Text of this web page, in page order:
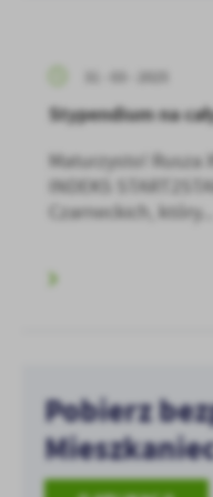
31 - 03 - 2025
Stypendium na
Maturzysto! Rusza
INDEKS
Czarneckich, który...
Pobierz